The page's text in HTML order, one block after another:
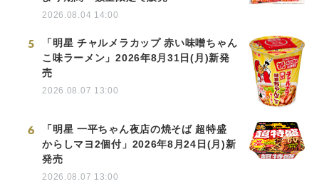
2026.08.04 14:00
5
「明星 チャルメラカップ 赤い味噌ちゃん
こ味ラーメン」2026年8月31日(月)新発
売
2026.08.07 13:00
6
「明星 一平ちゃん夜店の焼そば 超特盛
からしマヨ2個付」2026年8月24日(月)新
発売
2026.08.07 13:00